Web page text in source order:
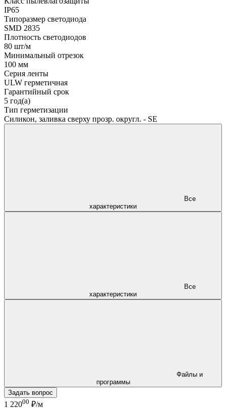
IP65
Типоразмер светодиода
SMD 2835
Плотность светодиодов
80 шт/м
Минимальный отрезок
100 мм
Серия ленты
ULW герметичная
Гарантийный срок
5 год(а)
Тип герметизации
Силикон, заливка сверху прозр. округл. - SE
характеристики
характеристики
программы
Задать вопрос
1 22000 ₽/м